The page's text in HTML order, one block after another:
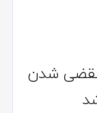
شدن